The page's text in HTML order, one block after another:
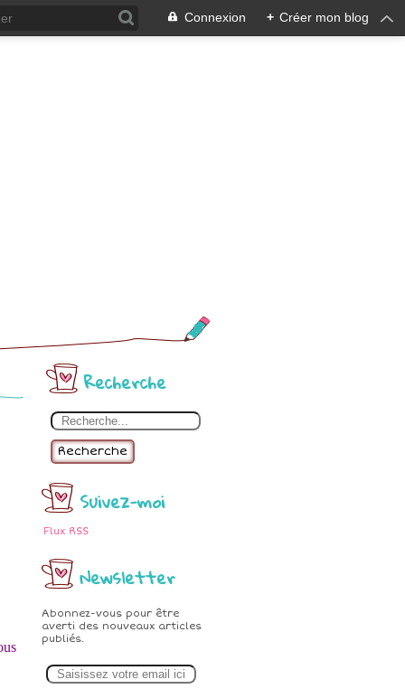
Connexion + Créer mon blog
Recherche
Recherche
Suivez-moi
Flux RSS
Newsletter
Abonnez-vous pour être
averti des nouveaux articles
publiés.
m